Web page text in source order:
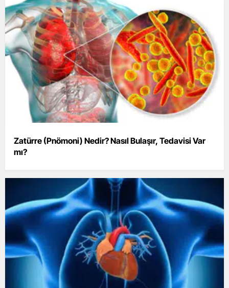
Zatürre (Pnömoni) Nedir? Nasıl Bulaşır, Tedavisi Var
mı?